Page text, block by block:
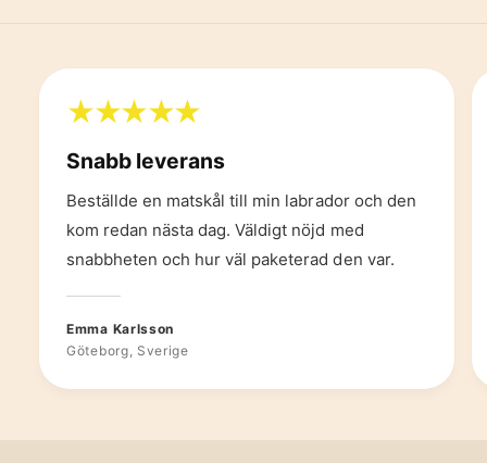
Snabb leverans
Beställde en matskål till min labrador och den
kom redan nästa dag. Väldigt nöjd med
snabbheten och hur väl paketerad den var.
Emma Karlsson
Göteborg, Sverige